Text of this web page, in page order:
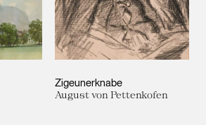
Zigeunerknabe
August von Pettenkofen